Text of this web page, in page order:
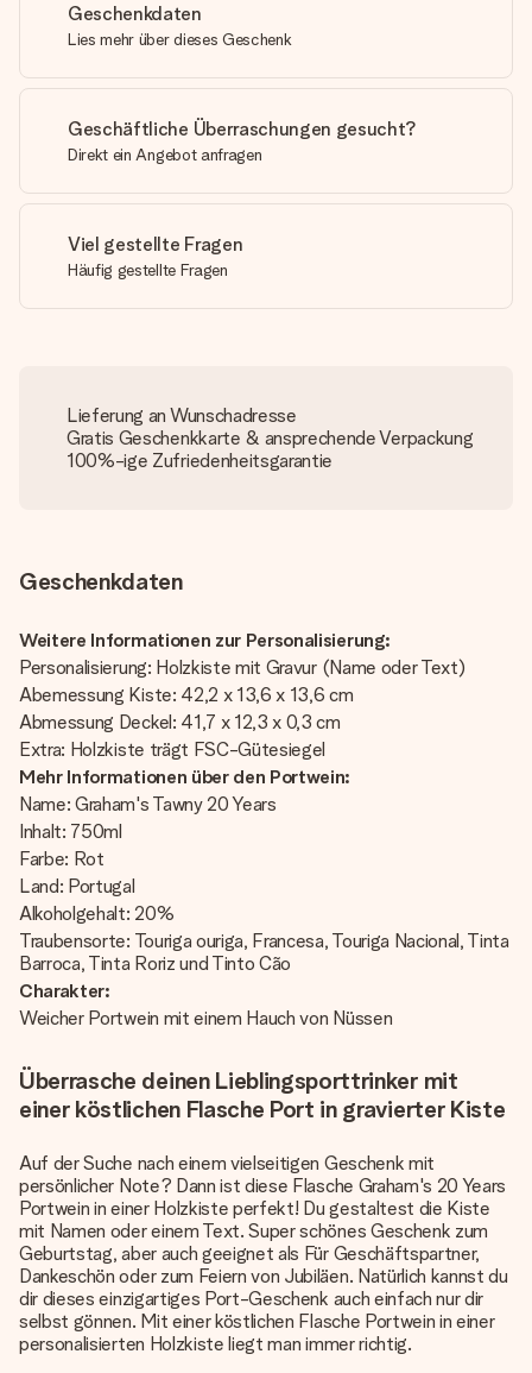
Geschenkdaten
Lies mehr über dieses Geschenk
Geschäftliche Überraschungen gesucht?
Direkt ein Angebot anfragen
Viel gestellte Fragen
Häufig gestellte Fragen
Lieferung an Wunschadresse
Gratis Geschenkkarte & ansprechende Verpackung
100%-ige Zufriedenheitsgarantie
Geschenkdaten
Weitere Informationen zur Personalisierung:
Personalisierung: Holzkiste mit Gravur (Name oder Text)
Abemessung Kiste: 42,2 x 13,6 x 13,6 cm
Abmessung Deckel: 41,7 x 12,3 x 0,3 cm
Extra: Holzkiste trägt FSC-Gütesiegel
Mehr Informationen über den Portwein:
Name: Graham's Tawny 20 Years
Inhalt: 750ml
Farbe: Rot
Land: Portugal
Alkoholgehalt: 20%
Traubensorte: Touriga ouriga, Francesa, Touriga Nacional, Tinta
Barroca, Tinta Roriz und Tinto Cão
Charakter:
Weicher Portwein mit einem Hauch von Nüssen
Überrasche deinen Lieblingsporttrinker mit
einer köstlichen Flasche Port in gravierter Kiste
Auf der Suche nach einem vielseitigen Geschenk mit
persönlicher Note? Dann ist diese Flasche Graham's 20 Years
Portwein in einer Holzkiste perfekt! Du gestaltest die Kiste
mit Namen oder einem Text. Super schönes Geschenk zum
Geburtstag, aber auch geeignet als Für Geschäftspartner,
Dankeschön oder zum Feiern von Jubiläen. Natürlich kannst du
dir dieses einzigartiges Port-Geschenk auch einfach nur dir
selbst gönnen. Mit einer köstlichen Flasche Portwein in einer
personalisierten Holzkiste liegt man immer richtig.